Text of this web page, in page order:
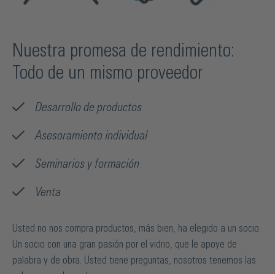
Nuestra promesa de rendimiento:
Todo de un mismo proveedor
Desarrollo de productos
Asesoramiento individual
Seminarios y formación
Venta
Usted no nos compra productos, más bien, ha elegido a un socio.
Un socio con una gran pasión por el vidrio, que le apoye de
palabra y de obra. Usted tiene preguntas, nosotros tenemos las